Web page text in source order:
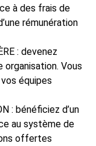
à des frais de
rémunération
: devenez
Vous
équipes
: bénéficiez d’un
au système de
offertes